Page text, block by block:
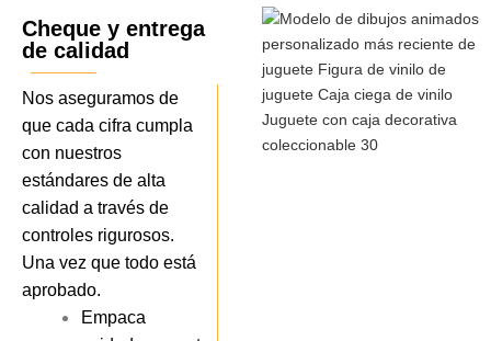
Cheque y entrega
de calidad
Nos aseguramos de
que cada cifra cumpla
con nuestros
estándares de alta
calidad a través de
controles rigurosos.
Una vez que todo está
aprobado.
Empaca